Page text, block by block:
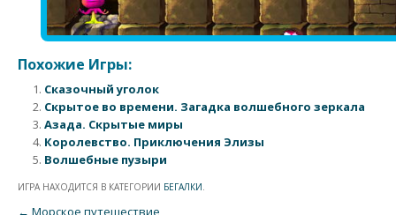
Похожие Игры:
Сказочный уголок
Скрытое во времени. Загадка волшебного зеркала
Азада. Скрытые миры
Королевство. Приключения Элизы
Волшебные пузыри
ИГРА НАХОДИТСЯ В КАТЕГОРИИ БЕГАЛКИ.
← Морское путешествие